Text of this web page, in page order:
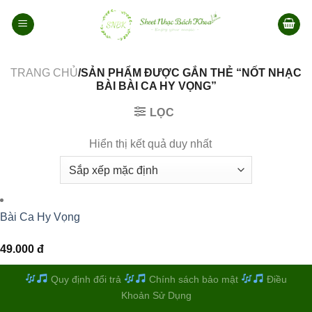
qua
TRANG CHỦ/SẢN PHẨM ĐƯỢC GẮN THẺ “NỐT NHẠC
BÀI BÀI CA HY VỌNG”
LỌC
Hiển thị kết quả duy nhất
Bài Ca Hy Vọng
49.000 đ
Quy định đổi trả Chính sách bảo mật
Điều
Khoản Sử Dụng